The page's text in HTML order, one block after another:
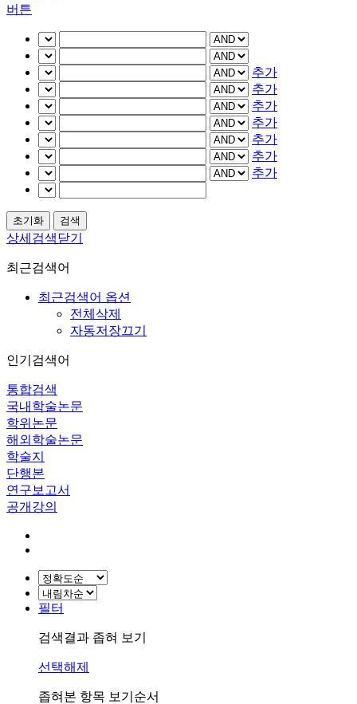
버튼
추가
추가
추가
추가
추가
추가
추가
상세검색닫기
최근검색어
최근검색어 옵션
전체삭제
자동저장끄기
인기검색어
통합검색
국내학술논문
학위논문
해외학술논문
학술지
단행본
연구보고서
공개강의
필터
검색결과 좁혀 보기
선택해제
좁혀본 항목 보기순서